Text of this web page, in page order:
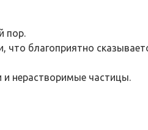
пор.
благоприятно
и нерастворимые частицы.